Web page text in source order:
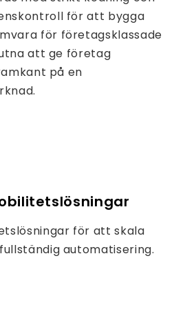
för att bygga
för företagsklassade
att ge företag
på en
för att skala
automatisering.